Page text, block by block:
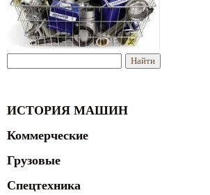
ИСТОРИЯ МАШИН
Коммерческие
Грузовые
Спецтехника